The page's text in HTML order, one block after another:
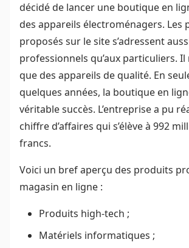
décidé de lancer une boutique en
des appareils électroménagers. Les
proposés sur le site s’adressent
professionnels qu’aux particuliers.
que des appareils de qualité. En
quelques années, la boutique en
véritable succès. L’entreprise a pu
chiffre d’affaires qui s’élève à 992
francs.
Voici un bref aperçu des produits
magasin en ligne :
Produits high-tech ;
Matériels informatiques ;